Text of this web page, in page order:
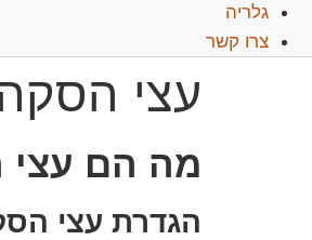
גלריה
צרו קשר
עצי
מה הם עצי
הגדרת עצי